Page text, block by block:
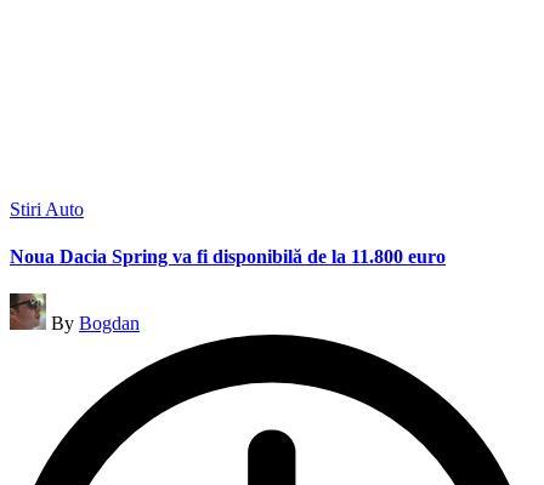
Posted
Stiri Auto
Noua Dacia Spring va fi disponibilă de la 11.800 euro
Posted
by
By Bogdan